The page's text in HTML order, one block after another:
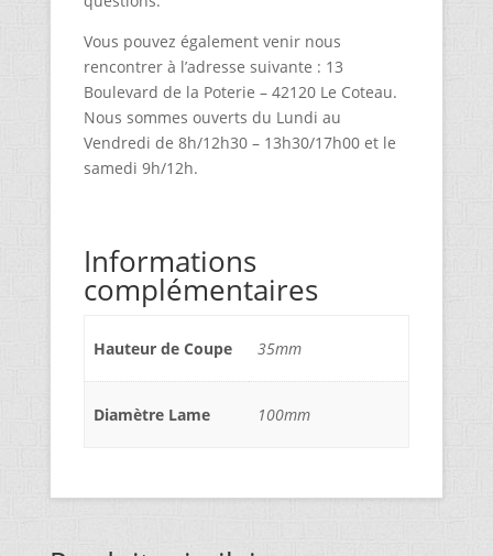
Vous pouvez également venir nous
rencontrer à l’adresse suivante : 13
Boulevard de la Poterie – 42120 Le Coteau.
Nous sommes ouverts du Lundi au
Vendredi de 8h/12h30 – 13h30/17h00 et le
samedi 9h/12h.
Informations
complémentaires
Hauteur de Coupe 35mm
Diamètre Lame 100mm